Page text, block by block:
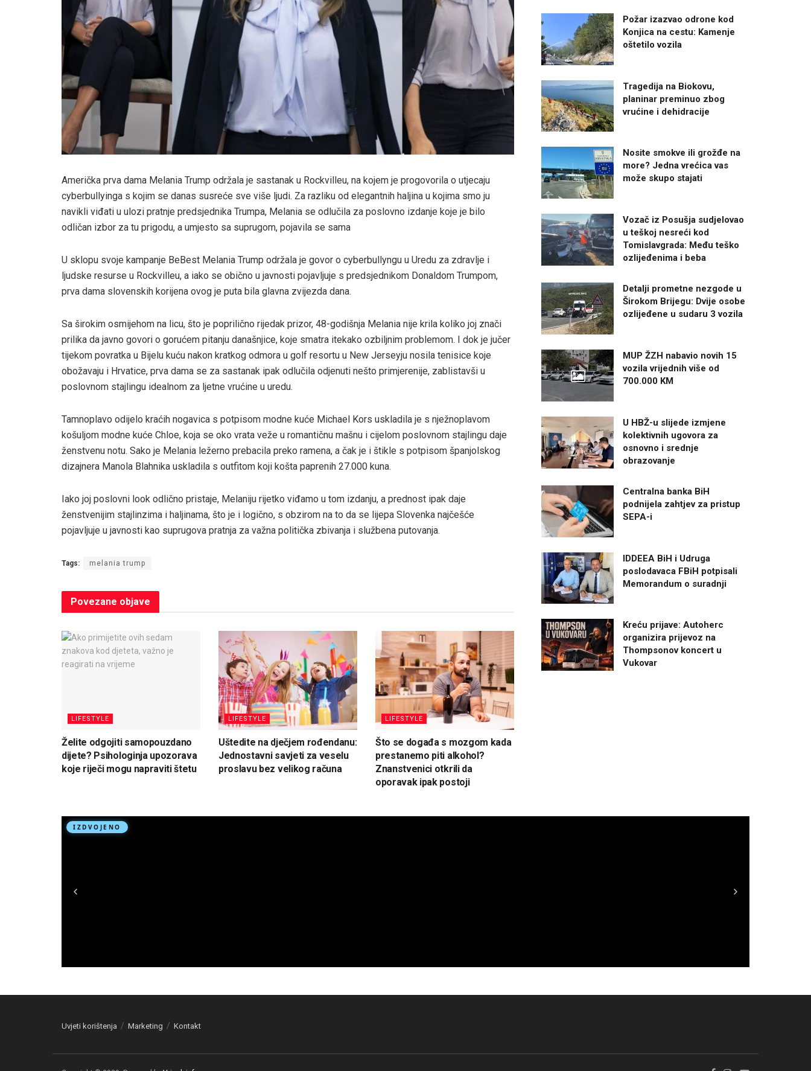
Američka prva dama Melania Trump održala je sastanak u Rockvilleu, na kojem je progovorila o utjecaju
cyberbullyinga s kojim se danas susreće sve više ljudi. Za razliku od elegantnih haljina u kojima smo ju
navikli viđati u ulozi pratnje predsjednika Trumpa, Melania se odlučila za poslovno izdanje koje je bilo
odličan izbor za tu prigodu, a umjesto sa suprugom, pojavila se sama
U sklopu svoje kampanje BeBest Melania Trump održala je govor o cyberbullyngu u Uredu za zdravlje i
ljudske resurse u Rockvilleu, a iako se obično u javnosti pojavljuje s predsjednikom Donaldom Trumpom,
prva dama slovenskih korijena ovog je puta bila glavna zvijezda dana.
Sa širokim osmijehom na licu, što je poprilično rijedak prizor, 48-godišnja Melania nije krila koliko joj znači
prilika da javno govori o gorućem pitanju današnjice, koje smatra itekako ozbiljnim problemom. I dok je jučer
tijekom povratka u Bijelu kuću nakon kratkog odmora u golf resortu u New Jerseyju nosila tenisice koje
obožavaju i Hrvatice, prva dama se za sastanak ipak odlučila odjenuti nešto primjerenije, zablistavši u
poslovnom stajlingu idealnom za ljetne vrućine u uredu.
Tamnoplavo odijelo kraćih nogavica s potpisom modne kuće Michael Kors uskladila je s nježnoplavom
košuljom modne kuće Chloe, koja se oko vrata veže u romantičnu mašnu i cijelom poslovnom stajlingu daje
ženstvenu notu. Sako je Melania ležerno prebacila preko ramena, a čak je i štikle s potpisom španjolskog
dizajnera Manola Blahnika uskladila s outfitom koji košta paprenih 27.000 kuna.
Iako joj poslovni look odlično pristaje, Melaniju rijetko viđamo u tom izdanju, a prednost ipak daje
ženstvenijim stajlinzima i haljinama, što je i logično, s obzirom na to da se lijepa Slovenka najčešće
pojavljuje u javnosti kao suprugova pratnja za važna politička zbivanja i službena putovanja.
Tags: melania trump
Povezane objave
LIFESTYLE
Želite odgojiti samopouzdano
dijete? Psihologinja upozorava
koje riječi mogu napraviti štetu
LIFESTYLE
Uštedite na dječjem rođendanu:
Jednostavni savjeti za veselu
proslavu bez velikog računa
LIFESTYLE
Što se događa s mozgom kada
prestanemo piti alkohol?
Znanstvenici otkrili da
oporavak ipak postoji
Požar izazvao odrone kod
Konjica na cestu: Kamenje
oštetilo vozila
Tragedija na Biokovu,
planinar preminuo zbog
vrućine i dehidracije
Nosite smokve ili grožđe na
more? Jedna vrećica vas
može skupo stajati
Vozač iz Posušja sudjelovao
u teškoj nesreći kod
Tomislavgrada: Među teško
ozlijeđenima i beba
Detalji prometne nezgode u
Širokom Brijegu: Dvije osobe
ozlijeđene u sudaru 3 vozila
MUP ŽZH nabavio novih 15
vozila vrijednih više od
700.000 KM
U HBŽ-u slijede izmjene
kolektivnih ugovora za
osnovno i srednje
obrazovanje
Centralna banka BiH
podnijela zahtjev za pristup
SEPA-i
IDDEEA BiH i Udruga
poslodavaca FBiH potpisali
Memorandum o suradnji
Kreću prijave: Autoherc
organizira prijevoz na
Thompsonov koncert u
Vukovar
Uvjeti korištenja Marketing Kontakt